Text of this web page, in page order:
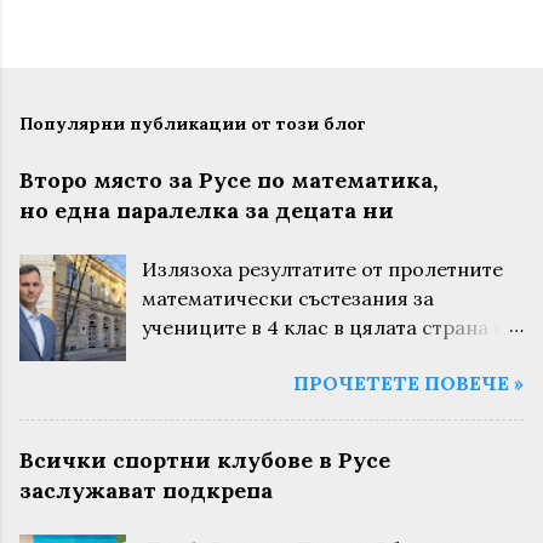
Популярни публикации от този блог
Второ място за Русе по математика,
но една паралелка за децата ни
Излязоха резултатите от пролетните
математически състезания за
учениците в 4 клас в цялата страна и
сред най-добрите. Това не са
случайни състезания. Те се провеждат
кръг на олимпиадата по математика и
“Математика за всеки“ се използват
ПРОЧЕТЕТЕ ПОВЕЧЕ »
Всички спортни клубове в Русе
заслужават подкрепа